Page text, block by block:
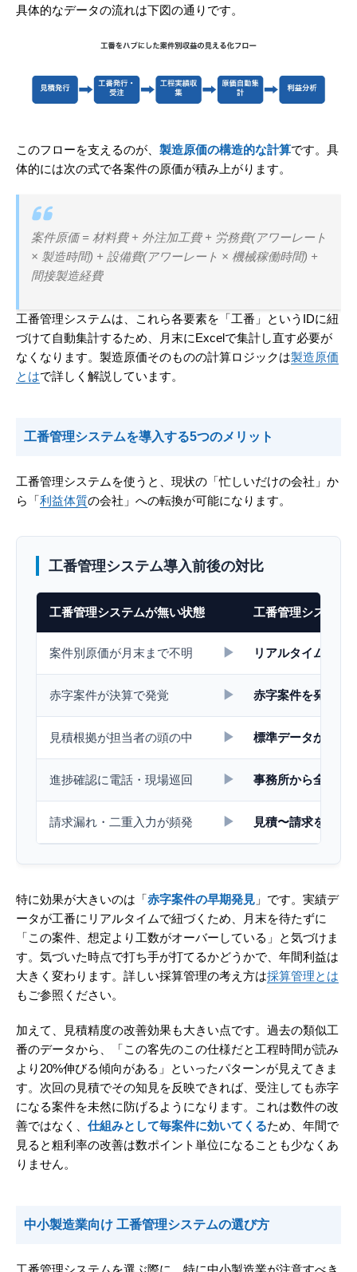
具体的なデータの流れは下図の通りです。
このフローを支えるのが、 製造原価の構造的な計算です。具
体的には次の式で各案件の原価が積み上がります。
案件原価 = 材料費 + 外注加工費 + 労務費(アワーレート
× 製造時間) + 設備費(アワーレート × 機械稼働時間) +
間接製造経費
工番管理システムは、これら各要素を「工番」というIDに紐
づけて自動集計するため、月末にExcelで集計し直す必要が
なくなります。製造原価そのものの計算ロジックは製造原価
とはで詳しく解説しています。
工番管理システムを導入する5つのメリット
工番管理システムを使うと、現状の「忙しいだけの会社」か
ら「利益体質の会社」への転換が可能になります。
工番管理システム導入前後の対比
工番管理システムが無い状態 工番管理システム
案件別原価が月末まで不明 ▶ リアルタイムで案
赤字案件が決算で発覚 ▶ 赤字案件を発生時
見積根拠が担当者の頭の中 ▶ 標準データから即
進捗確認に電話・現場巡回 ▶ 事務所から全案件
請求漏れ・二重入力が頻発 ▶ 見積〜請求を一気
特に効果が大きいのは「赤字案件の早期発見 」です。実績デ
ータが工番にリアルタイムで紐づくため、月末を待たずに
「この案件、想定より工数がオーバーしている」と気づけま
す。気づいた時点で打ち手が打てるかどうかで、年間利益は
大きく変わります。詳しい採算管理の考え方は採算管理とは
もご参照ください。
加えて、見積精度の改善効果も大きい点です。過去の類似工
番のデータから、「この客先のこの仕様だと工程時間が読み
より20%伸びる傾向がある」といったパターンが見えてきま
す。次回の見積でその知見を反映できれば、受注しても赤字
になる案件を未然に防げるようになります。これは数件の改
善ではなく、 仕組みとして毎案件に効いてくるため、年間で
見ると粗利率の改善は数ポイント単位になることも少なくあ
りません。
中小製造業向け 工番管理システムの選び方
工番管理システムを選ぶ際に、特に中小製造業が注意すべき